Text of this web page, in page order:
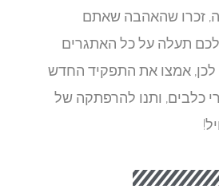
זכרו שהאהבה שאתם
תעלה על כל האתגרים
אמצו את התפקיד החדש
כלבים, ותנו להרפתקה של